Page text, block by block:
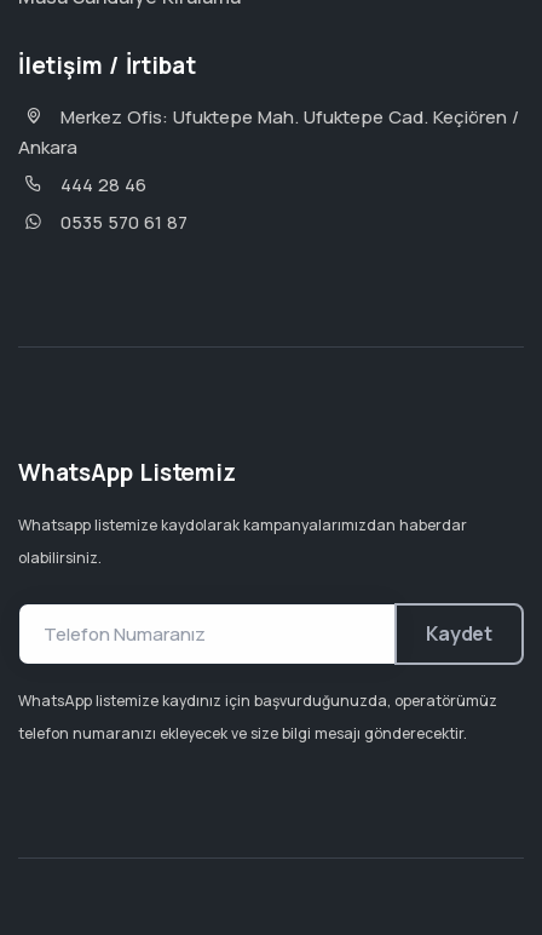
İletişim / İrtibat
Merkez Ofis: Ufuktepe Mah. Ufuktepe Cad. Keçiören /
Ankara
444 28 46
0535 570 61 87
WhatsApp Listemiz
Whatsapp listemize kaydolarak kampanyalarımızdan haberdar
olabilirsiniz.
Kaydet
WhatsApp listemize kaydınız için başvurduğunuzda, operatörümüz
telefon numaranızı ekleyecek ve size bilgi mesajı gönderecektir.